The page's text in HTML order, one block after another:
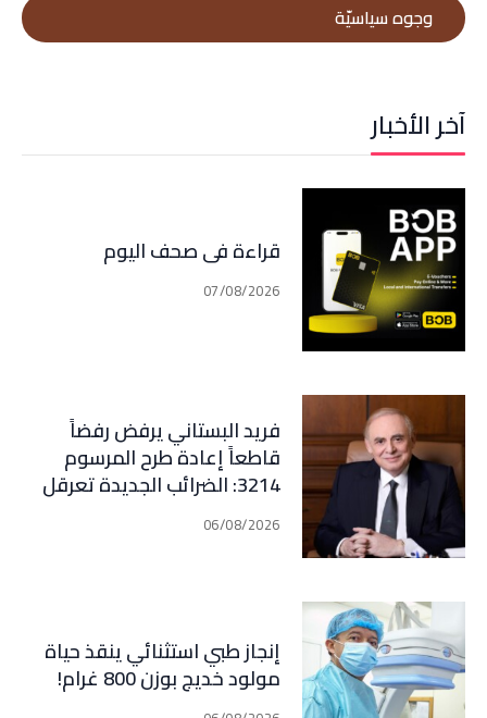
وجوه سياسيّة
آخر الأخبار
قراءة في صحف اليوم
07/08/2026
فريد البستاني يرفض رفضاً
قاطعاً إعادة طرح المرسوم
3214: الضرائب الجديدة تعرقل
التعافي الاقتصادي وتناقض
مبدأ الشراكة
06/08/2026
إنجاز طبي استثنائي ينقذ حياة
مولود خديج بوزن 800 غرام!